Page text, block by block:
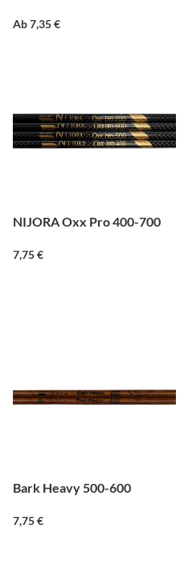
Ab7,35€
NIJORA Oxx Pro 400-700
7,75€
Bark Heavy 500-600
7,75€